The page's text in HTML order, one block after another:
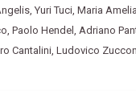
, Yuri Tuci, Maria
, Paolo Hendel , Adriano
Cantalini, Ludovico